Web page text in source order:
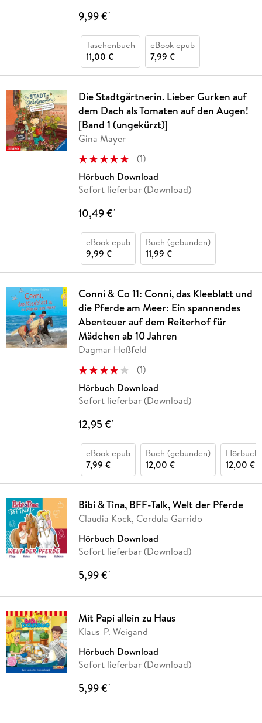
9,99 €*
Taschenbuch
11,00 €
eBook epub
7,99 €
Die Stadtgärtnerin. Lieber Gurken auf
dem Dach als Tomaten auf den Augen!
[Band 1 (ungekürzt)]
Gina Mayer
(1)
Hörbuch Download
Sofort lieferbar (Download)
10,49 €*
eBook epub
9,99 €
Buch (gebunden)
11,99 €
Conni & Co 11: Conni, das Kleeblatt und
die Pferde am Meer: Ein spannendes
Abenteuer auf dem Reiterhof für
Mädchen ab 10 Jahren
Dagmar Hoßfeld
(1)
Hörbuch Download
Sofort lieferbar (Download)
12,95 €*
eBook epub
7,99 €
Buch (gebunden)
12,00 €
Hörbuch
12,00 €
Bibi & Tina, BFF-Talk, Welt der Pferde
Claudia Kock, Cordula Garrido
Hörbuch Download
Sofort lieferbar (Download)
5,99 €*
Mit Papi allein zu Haus
Klaus-P. Weigand
Hörbuch Download
Sofort lieferbar (Download)
5,99 €*